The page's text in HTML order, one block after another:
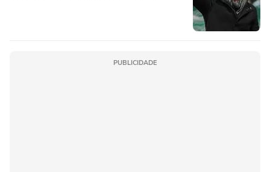
PUBLICIDADE